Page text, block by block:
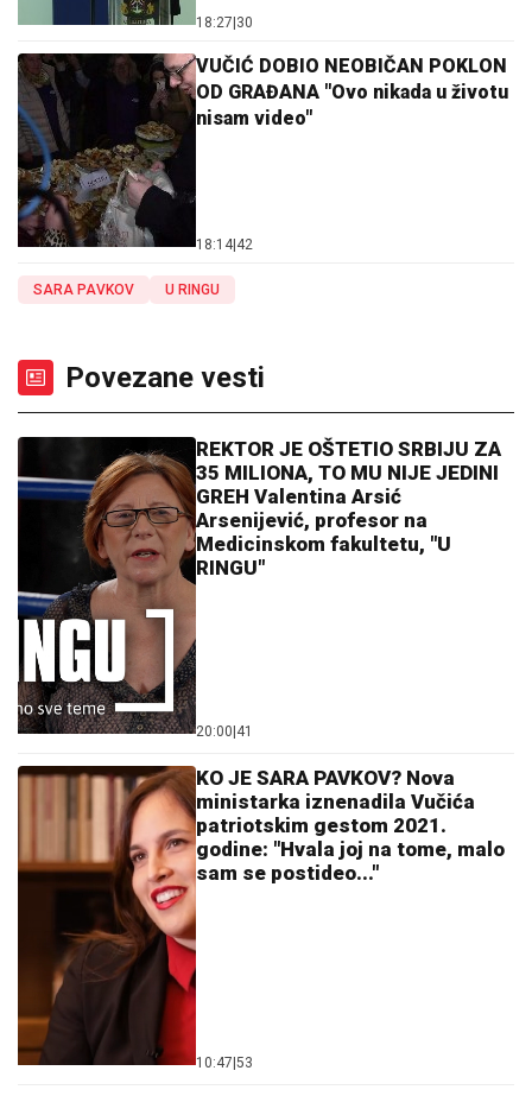
18:27 30
VUČIĆ DOBIO NEOBIČAN POKLON
OD GRAĐANA "Ovo nikada u životu
nisam video"
18:14 42
SARA PAVKOV U RINGU
Povezane vesti
REKTOR JE OŠTETIO SRBIJU ZA
35 MILIONA, TO MU NIJE JEDINI
GREH Valentina Arsić
Arsenijević, profesor na
Medicinskom fakultetu, "U
RINGU"
20:00 41
KO JE SARA PAVKOV? Nova
ministarka iznenadila Vučića
patriotskim gestom 2021.
godine: "Hvala joj na tome, malo
sam se postideo..."
10:47 53